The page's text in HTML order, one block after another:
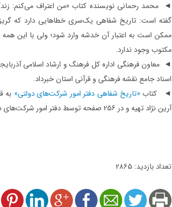
◄ محمد رحمانی نویسنده کتاب «من اعتراف می‌کنم:
گفته است: تاریخ شفاهی یک‌سری خطاهایی دارد که
ممکن است به اعتبار آن خدشه وارد شود؛ ولی با این
مکتوب وجود ندارد.
◄ معاون فرهنگی اداره کل فرهنگ و ارشاد اسلامی
اسناد جامع نقشه فرهنگی و قرآنی استان خبرداد.
◄ کتاب«تاریخ شفاهی دفتر امور شرکت‌های دولتی» به
آرین نژاد تهیه و در 256 صفحه توسط دفتر امور شرکت‌های دولتی وزارت اقتصاد منتشر شد.
تعداد بازدید: 2865